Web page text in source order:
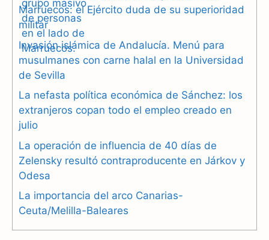
c
e
b
o
o
l
g
a
a
s
p
Marruecos: el Ejército duda de su superioridad
militar
Invasión islámica de Andalucía. Menú para
musulmanes con carne halal en la Universidad
de Sevilla
La nefasta política económica de Sánchez: los
extranjeros copan todo el empleo creado en
julio
La operación de influencia de 40 días de
Zelensky resultó contraproducente en Járkov y
Odesa
La importancia del arco Canarias-
Ceuta/Melilla-Baleares